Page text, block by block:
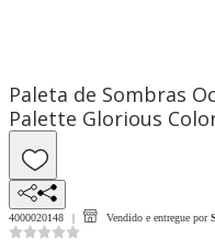
Paleta de Sombras
Palette Glorious
4000020148 Vendido e entregue por